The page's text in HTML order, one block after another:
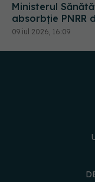
09 iul 2026, 16:09